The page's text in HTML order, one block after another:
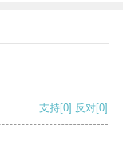
支持[0] 反对[0]